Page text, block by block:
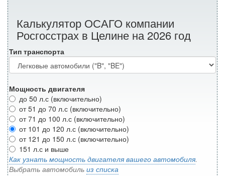
Калькулятор ОСАГО компании
Росгосстрах в Целине на 2026 год
Тип транспорта
Мощность двигателя
до 50 л.с (включительно)
от 51 до 70 л.с (включительно)
от 71 до 100 л.с (включительно)
от 101 до 120 л.с (включительно)
от 121 до 150 л.с (включительно)
151 л.с и выше
Как узнать мощность двигателя вашего автомобиля.
Выбрать автомобиль из списка